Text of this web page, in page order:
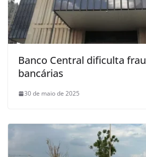
Banco Central dificulta
bancárias
30 de maio de 2025